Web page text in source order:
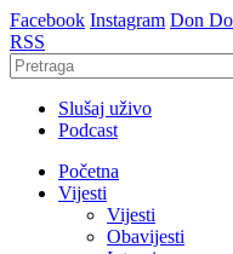
Facebook Instagram Don
RSS
Slušaj uživo
Podcast
Početna
Vijesti
Vijesti
Obavijesti